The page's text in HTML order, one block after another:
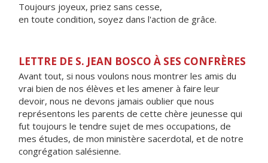
Toujours joyeux, priez sans cesse,
en toute condition, soyez dans l'action de grâce.
LETTRE DE S. JEAN BOSCO À SES CONFRÈRES
Avant tout, si nous voulons nous montrer les amis du
vrai bien de nos élèves et les amener à faire leur
devoir, nous ne devons jamais oublier que nous
représentons les parents de cette chère jeunesse qui
fut toujours le tendre sujet de mes occupations, de
mes études, de mon ministère sacerdotal, et de notre
congrégation salésienne.